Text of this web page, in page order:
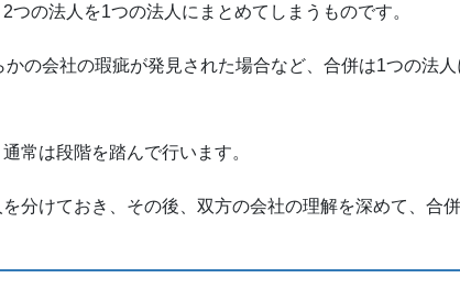
の法人を1つの法人にまとめてしまうものです。
の会社の瑕疵が発見された場合など、合併は1つの法
常は段階を踏んで行います。
分けておき、その後、双方の会社の理解を深めて、合併